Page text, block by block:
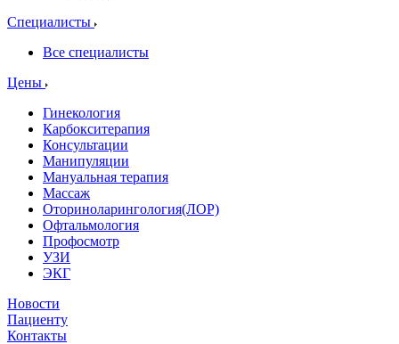
Специалисты
Все специалисты
Цены
Гинекология
Карбокситерапия
Консультации
Манипуляции
Мануальная терапия
Массаж
Оториноларингология(ЛОР)
Офтальмология
Профосмотр
УЗИ
ЭКГ
Новости
Пациенту
Контакты